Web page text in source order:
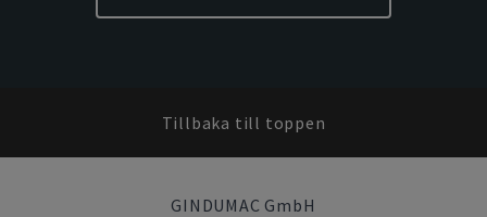
Tillbaka till toppen
GINDUMAC GmbH